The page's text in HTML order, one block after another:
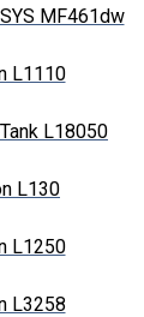
MF461dw
L1110
L18050
L130
L1250
L3258